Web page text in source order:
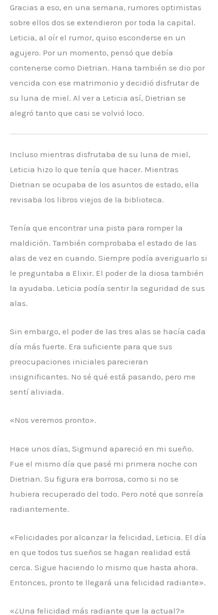
Gracias a eso, en una semana, rumores optimistas
sobre ellos dos se extendieron por toda la capital.
Leticia, al oír el rumor, quiso esconderse en un
agujero. Por un momento, pensó que debía
contenerse como Dietrian. Hana también se dio por
vencida con ese matrimonio y decidió disfrutar de
su luna de miel. Al ver a Leticia así, Dietrian se
alegró tanto que casi se volvió loco.
Incluso mientras disfrutaba de su luna de miel,
Leticia hizo lo que tenía que hacer. Mientras
Dietrian se ocupaba de los asuntos de estado, ella
revisaba los libros viejos de la biblioteca.
Tenía que encontrar una pista para romper la
maldición. También comprobaba el estado de las
alas de vez en cuando. Siempre podía averiguarlo si
le preguntaba a Elixir. El poder de la diosa también
la ayudaba. Leticia podía sentir la seguridad de sus
alas.
Sin embargo, el poder de las tres alas se hacía cada
día más fuerte. Era suficiente para que sus
preocupaciones iniciales parecieran
insignificantes. No sé qué está pasando, pero me
sentí aliviada.
«Nos veremos pronto».
Hace unos días, Sigmund apareció en mi sueño.
Fue el mismo día que pasé mi primera noche con
Dietrian. Su figura era borrosa, como si no se
hubiera recuperado del todo. Pero noté que sonreía
radiantemente.
«Felicidades por alcanzar la felicidad, Leticia. El día
en que todos tus sueños se hagan realidad está
cerca. Sigue haciendo lo mismo que hasta ahora.
Entonces, pronto te llegará una felicidad radiante».
«¿Una felicidad más radiante que la actual?»